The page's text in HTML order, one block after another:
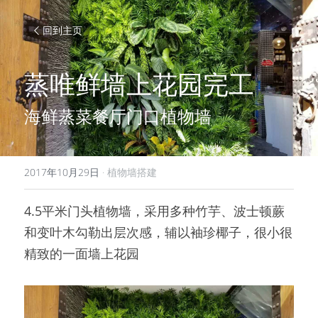
回到主页
蒸唯鲜墙上花园完工
海鲜蒸菜餐厅门口植物墙
2017年10月29日 · 植物墙搭建
4.5平米门头植物墙，采用多种竹芋、波士顿蕨
和变叶木勾勒出层次感，辅以袖珍椰子，很小很
精致的一面墙上花园